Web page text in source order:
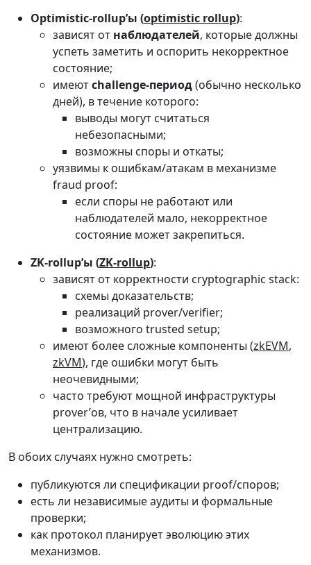
Optimistic-rollup’ы (optimistic rollup):
зависят от наблюдателей, которые должны
успеть заметить и оспорить некорректное
состояние;
имеютchallenge-период(обычно несколько
дней), в течение которого:
выводы могут считаться
небезопасными;
возможны споры и откаты;
уязвимы к ошибкам/атакам в механизме
fraud proof:
если споры не работают или
наблюдателей мало, некорректное
состояние может закрепиться.
ZK-rollup’ы (ZK-rollup):
зависят от корректности cryptographic stack:
схемы доказательств;
реализаций prover/verifier;
возможного trusted setup;
имеют более сложные компоненты (zkEVM,
zkVM), где ошибки могут быть
неочевидными;
часто требуют мощной инфраструктуры
prover’ов, что в начале усиливает
централизацию.
В обоих случаях нужно смотреть:
публикуются ли спецификации proof/споров;
есть ли независимые аудиты и формальные
проверки;
как протокол планирует эволюцию этих
механизмов.